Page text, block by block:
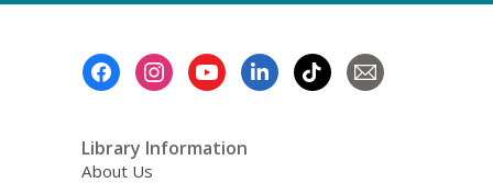
Library Information
About Us